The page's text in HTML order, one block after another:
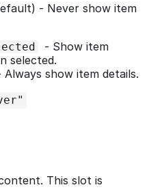
- Never show item
- Show item
selected.
Always show item details.
This slot is